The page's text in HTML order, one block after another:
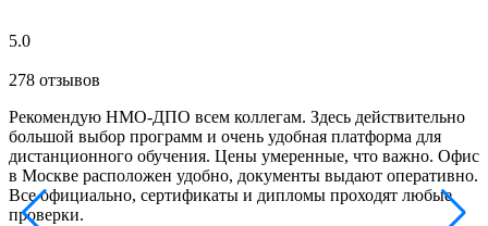
5.0
278 отзывов
Рекомендую НМО-ДПО всем коллегам. Здесь действительно
большой выбор программ и очень удобная платформа для
дистанционного обучения. Цены умеренные, что важно. Офис
в Москве расположен удобно, документы выдают оперативно.
Все официально, сертификаты и дипломы проходят любые
проверки.